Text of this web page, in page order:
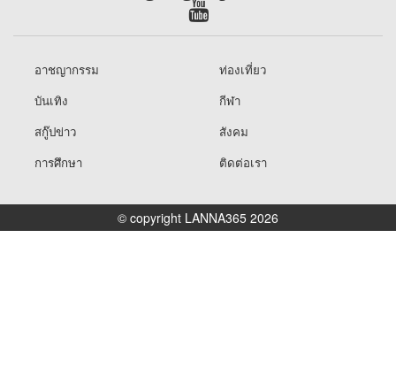
อาชญากรรม
ท่องเที่ยว
บันเทิง
กีฬา
สกู๊ปข่าว
สังคม
การศึกษา
ติดต่อเรา
© copyright LANNA365 2026